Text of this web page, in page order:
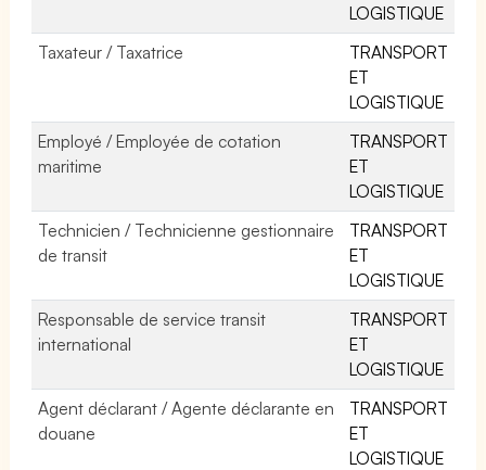
LOGISTIQUE
Taxateur / Taxatrice
TRANSPORT
ET
LOGISTIQUE
Employé / Employée de cotation
maritime
TRANSPORT
ET
LOGISTIQUE
Technicien / Technicienne gestionnaire
de transit
TRANSPORT
ET
LOGISTIQUE
Responsable de service transit
international
TRANSPORT
ET
LOGISTIQUE
Agent déclarant / Agente déclarante en
douane
TRANSPORT
ET
LOGISTIQUE